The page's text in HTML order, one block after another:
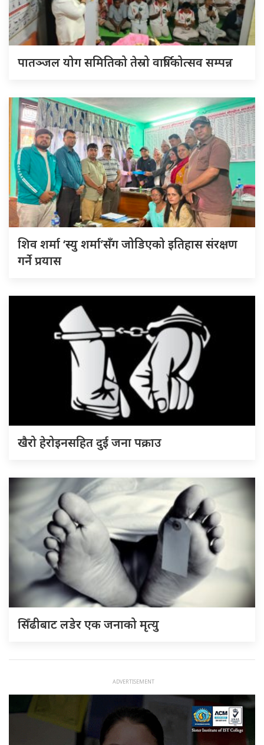
पातञ्जल योग समितिको तेस्रो वार्षिकोत्सव सम्पन्न
शिव शर्मा ‘स्यु शर्मा’सँग जोडिएको इतिहास संरक्षण
गर्ने प्रयास
खैरो हेरोइनसहित दुई जना पक्राउ
सिँढीबाट लडेर एक जनाको मृत्यु